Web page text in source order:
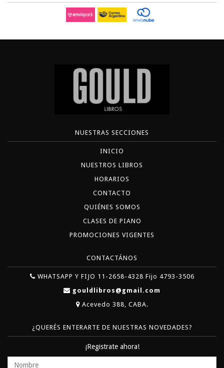
NUESTRAS SECCIONES
INICIO
NUESTROS LIBROS
HORARIOS
CONTACTO
QUIÉNES SOMOS
CLASES DE PIANO
PROMOCIONES VIGENTES
CONTACTÁNOS
WHATSAPP Y FIJO 11-2658-4328 Fijo 4793-3506
gouldlibros@gmail.com
Acevedo 388, CABA.
¿QUERÉS ENTERARTE DE NUESTRAS NOVEDADES?
¡Registrate ahora!